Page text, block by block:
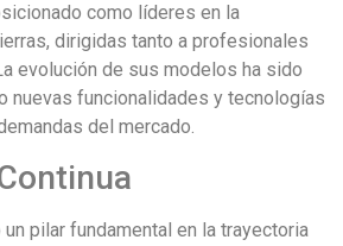
como líderes en la
dirigidas tanto a profesionales
evolución de sus modelos ha sido
nuevas funcionalidades y tecnologías
del mercado.
un pilar fundamental en la trayectoria